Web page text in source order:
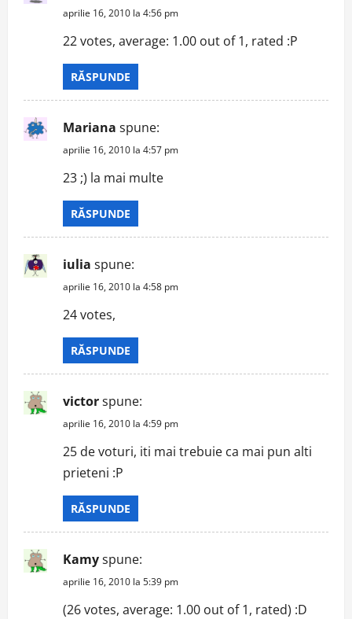
aprilie 16, 2010 la 4:56 pm
22 votes, average: 1.00 out of 1, rated :P
RĂSPUNDE
Mariana spune:
aprilie 16, 2010 la 4:57 pm
23 ;) la mai multe
RĂSPUNDE
iulia spune:
aprilie 16, 2010 la 4:58 pm
24 votes,
RĂSPUNDE
victorspune:
aprilie 16, 2010 la 4:59 pm
25 de voturi, iti mai trebuie ca mai pun alti
prieteni :P
RĂSPUNDE
Kamyspune:
aprilie 16, 2010 la 5:39 pm
(26 votes, average: 1.00 out of 1, rated) :D